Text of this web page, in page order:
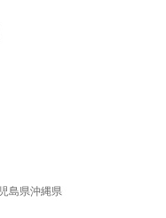
島県沖縄県